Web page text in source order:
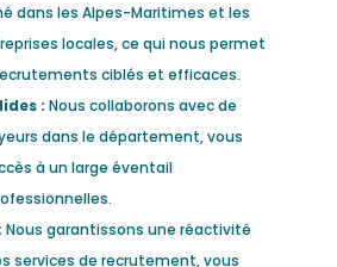
dans les Alpes-Maritimes et les
locales, ce qui nous permet
ciblés et efficaces.
: Nous collaborons avec de
dans le département, vous
à un large éventail
Nous garantissons une réactivité
services de recrutement, vous